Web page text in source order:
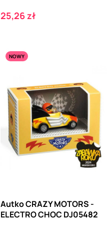
Cena
25,26 zł
NOWY
Autko CRAZY MOTORS -
ELECTRO CHOC DJ05482